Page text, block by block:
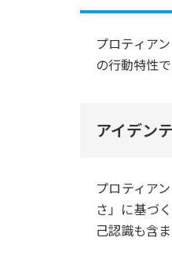
プロティア
の行動特性で
アイデン
プロティア
さ」に基づ
己認識も含